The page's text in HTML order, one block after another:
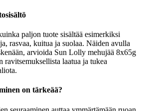
paljon tuote sisältää esimerkiksi
rasvaa, kuitua ja suolaa. Näiden avulla
arvioida Sun Lolly mehujää 8x65g
ravitsemuksellista laatua ja tukea
on tärkeää?